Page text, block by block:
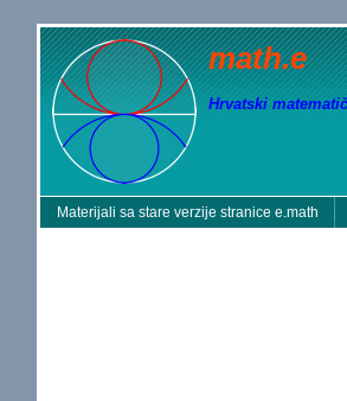
math.e
Hrvatski
Materijali sa stare verzije stranice e.math